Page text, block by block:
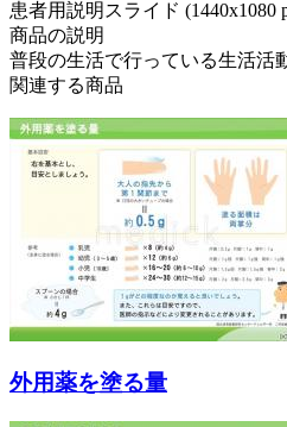
患者用説明スライド (1440x1080
商品の説明
普段の生活で行っている生活活
関連する商品
外用薬を塗る量